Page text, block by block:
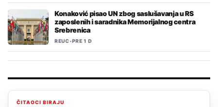
Konaković pisao UN zbog saslušavanja u RS
zaposlenih i saradnika Memorijalnog centra
Srebrenica
REUC•PRE 1 D
ČITAOCI BIRAJU